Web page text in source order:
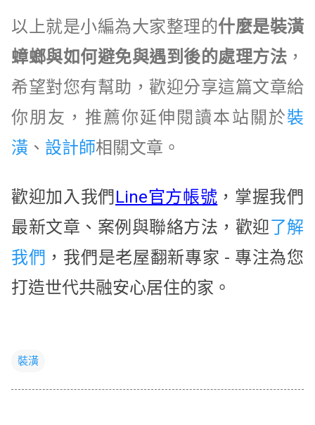
以上就是小編為大家整理的什麼是裝潢
蟑螂與如何避免與遇到後的處理方法 ，
希望對您有幫助，歡迎分享這篇文章給
你朋友，推薦你延伸閱讀本站關於裝
潢 、 設計師相關文章。
歡迎加入我們 Line官方帳號 ，掌握我們
最新文章、案例與聯絡方法，歡迎了解
我們 ，我們是老屋翻新專家 - 專注為您
打造世代共融安心居住的家。
裝潢